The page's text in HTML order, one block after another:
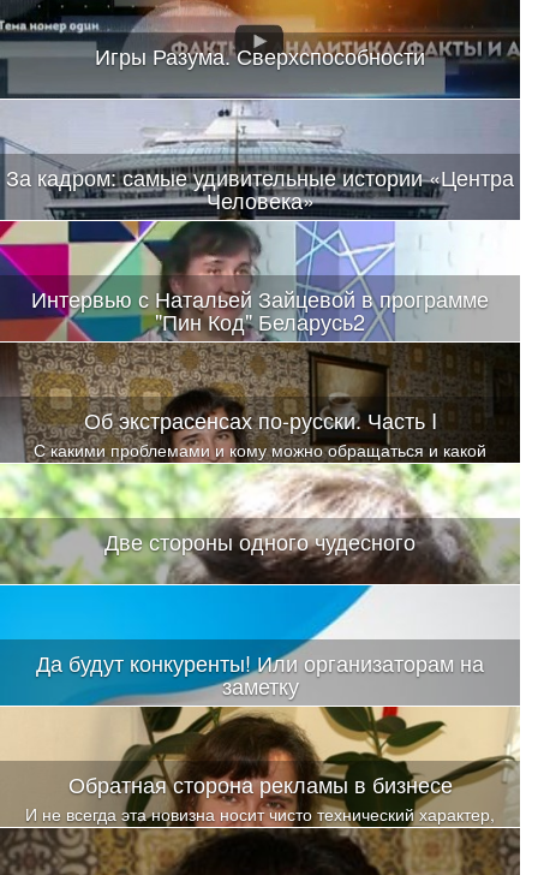
Игры Разума. Сверхспособности
За кадром: самые удивительные истории «Центра
Человека»
Интервью с Натальей Зайцевой в программе
"Пин Код" Беларусь2
Об экстрасенсах по-русски. Часть I
С какими проблемами и кому можно обращаться и какой
помощи ожидать?
Две стороны одного чудесного
Да будут конкуренты! Или организаторам на
заметку
В связи с чем и родилась идея поделиться опытом, чтобы была
возможность избежать «граблей» и попаданий на этапе
организации семинаров
Обратная сторона рекламы в бизнесе
И не всегда эта новизна носит чисто технический характер,
иногда психологическая составляющая становится решающей
при выборе того или иного товара